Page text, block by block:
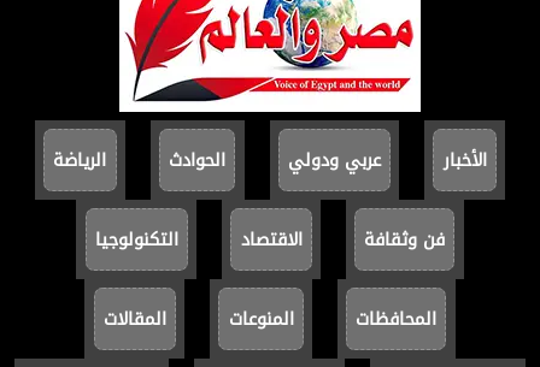
الأخبار عربي ودولي الحوادث الرياضة
فن وثقافة الاقتصاد التكنولوجيا
المحافظات المنوعات المقالات